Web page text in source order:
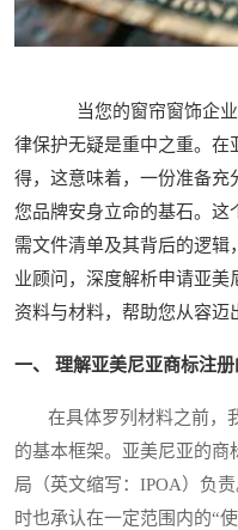
当您的窗帘窗饰企业
律保护无疑是重中之重。在
得，这意味着，一份准备充
您品牌安身立命的基石。这
需文件清单及其背后的逻辑
业顾问，深度解析申请亚美
资料与材料，帮助您从容迈
一、 理解亚美尼亚商标注
在具体罗列材料之前，
的基本框架。亚美尼亚的商
局（英文缩写：IPOA）负
时也承认在一定范围内的“